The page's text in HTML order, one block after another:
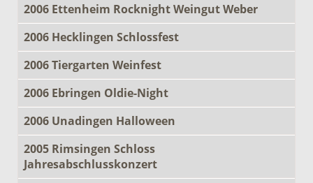
2006 Ettenheim Rocknight Weingut Weber
2006 Hecklingen Schlossfest
2006 Tiergarten Weinfest
2006 Ebringen Oldie-Night
2006 Unadingen Halloween
2005 Rimsingen Schloss
Jahresabschlusskonzert